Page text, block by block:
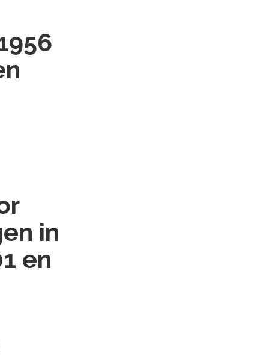
in
en